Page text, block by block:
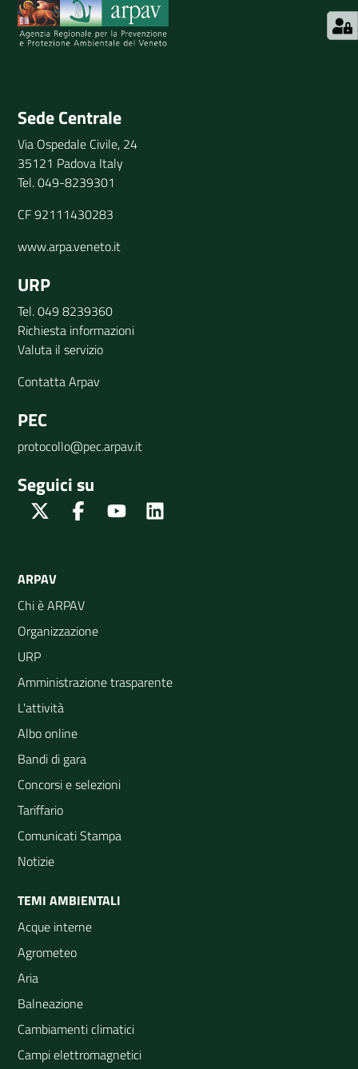
Sede Centrale
Via Ospedale Civile, 24
35121 Padova Italy
Tel. 049-8239301
CF 92111430283
www.arpa.veneto.it
URP
Tel. 049 8239360
Richiesta informazioni
Valuta il servizio
Contatta Arpav
PEC
protocollo@pec.arpav.it
Seguici su
Twitter FacebookYoutube
ARPAV
Chi è ARPAV
Organizzazione
URP
Amministrazione trasparente
L'attività
Albo online
Bandi di gara
Concorsi e selezioni
Tariffario
Comunicati Stampa
Notizie
TEMI AMBIENTALI
Acque interne
Agrometeo
Aria
Balneazione
Cambiamenti climatici
Campi elettromagnetici